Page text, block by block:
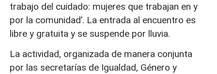
trabajo del cuidado: mujeres que trabajan en y
por la comunidad’. La entrada al encuentro es
libre y gratuita y se suspende por lluvia.
La actividad, organizada de manera conjunta
por las secretarías de Igualdad, Género y